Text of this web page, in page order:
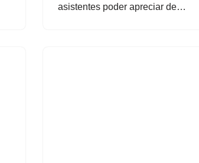
asistentes poder apreciar de…